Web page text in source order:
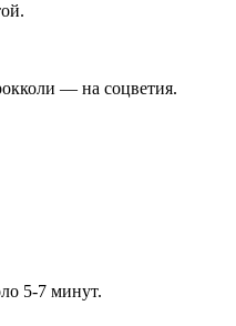
— на соцветия.
5-7 минут.